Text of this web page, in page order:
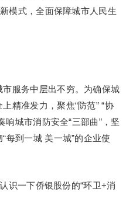
模式，全面保障城市人民生
服务中层出不穷。为确保城
精准发力，聚焦“防范” “协
响城市消防安全“三部曲”，坚
每到一城 美一城”的企业使
识一下侨银股份的“环卫+消